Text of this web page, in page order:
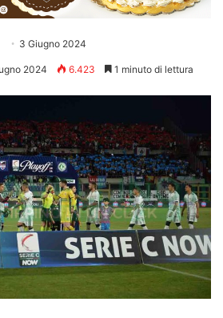
3 Giugno 2024
2024 6.423 1 minuto di lettura